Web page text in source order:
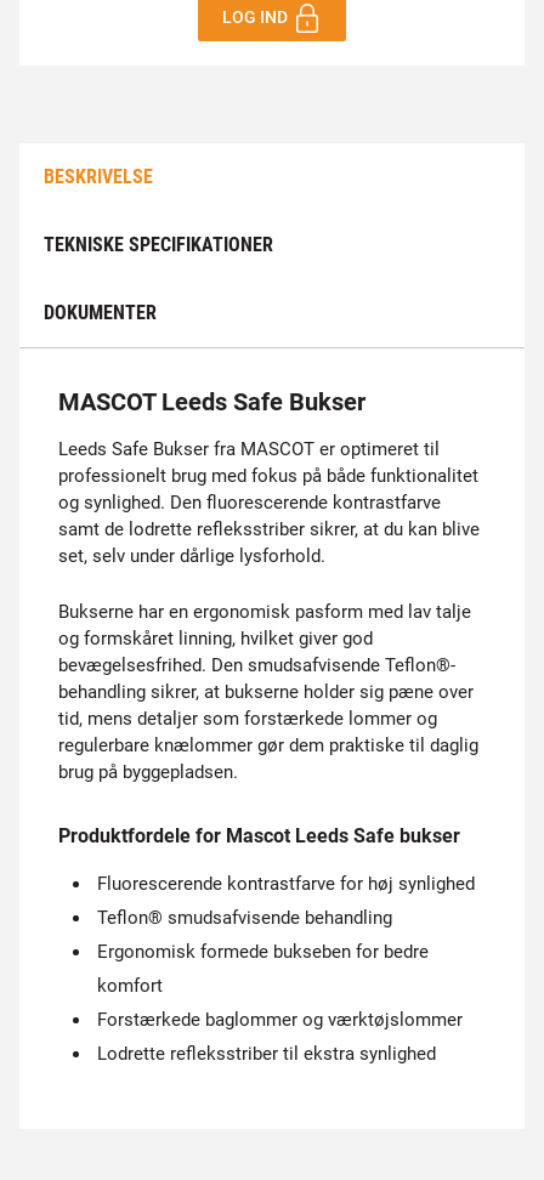
LOG IND
BESKRIVELSE
TEKNISKE SPECIFIKATIONER
DOKUMENTER
MASCOT Leeds Safe Bukser
Leeds Safe Bukser fra MASCOT er optimeret til
professionelt brug med fokus på både funktionalitet
og synlighed. Den fluorescerende kontrastfarve
samt de lodrette refleksstriber sikrer, at du kan blive
set, selv under dårlige lysforhold.
Bukserne har en ergonomisk pasform med lav talje
og formskåret linning, hvilket giver god
bevægelsesfrihed. Den smudsafvisende Teflon®-
behandling sikrer, at bukserne holder sig pæne over
tid, mens detaljer som forstærkede lommer og
regulerbare knælommer gør dem praktiske til daglig
brug på byggepladsen.
Produktfordele for Mascot Leeds Safe bukser
Fluorescerende kontrastfarve for høj synlighed
Teflon® smudsafvisende behandling
Ergonomisk formede bukseben for bedre
komfort
Forstærkede baglommer og værktøjslommer
Lodrette refleksstriber til ekstra synlighed